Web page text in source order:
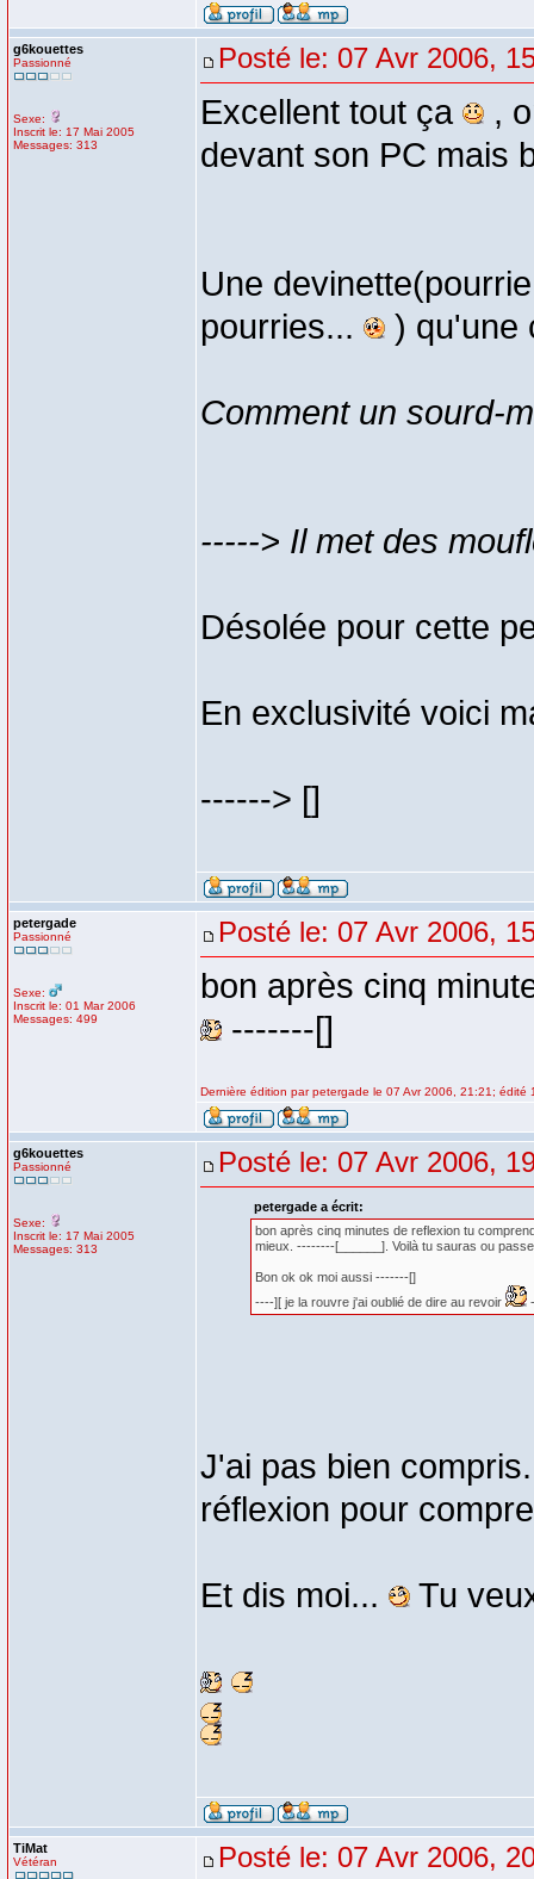
g6kouettes
Passionné
Sexe:
Inscrit le: 17 Mai 2005
Messages: 313
Posté le: 07 Avr 2006,
Excellent tout ça
,
devant son PC mais
Une
pourries...
) qu'une
Comment un sourd-
-----> Il met des
Désolée pour cette
En exclusivité voici
------> []
petergade
Passionné
Sexe:
Inscrit le: 01 Mar 2006
Messages: 499
Posté le: 07 Avr 2006,
bon après cinq
-------[]
Dernière édition par petergade le 07 Avr 2006, 21:21; édité
g6kouettes
Passionné
Sexe:
Inscrit le: 17 Mai 2005
Messages: 313
Posté le: 07 Avr 2006,
petergade a écrit:
bon après cinq minutes de reflexion tu
mieux. --------[______]. Voilà tu sauras ou
Bon ok ok moi aussi -------[]
----][ je la rouvre j'ai oublié de dire au revoir
J'ai pas bien
réflexion pour
Et dis moi... Tu
TiMat
Vétéran Posté le: 07 Avr 2006,